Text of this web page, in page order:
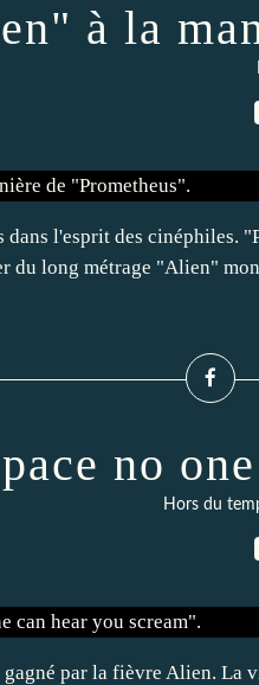
à la
dans l'esprit des cinéphiles.
du long métrage "Alien"
no
Hors du
gagné par la fièvre Alien. La